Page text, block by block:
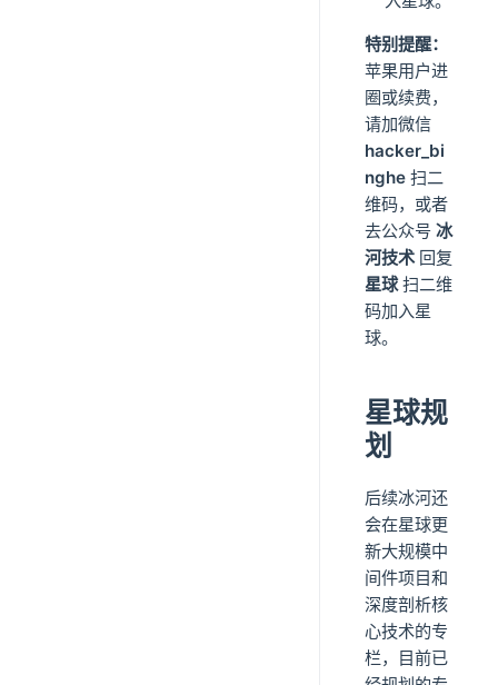
特别提醒：
苹果用户进
圈或续费，
请加微信
hacker_bi
nghe 扫二
维码，或者
去公众号 冰
河技术回复
星球扫二维
码加入星
球。
星球规
划
后续冰河还
会在星球更
新大规模中
间件项目和
深度剖析核
心技术的专
栏，目前已